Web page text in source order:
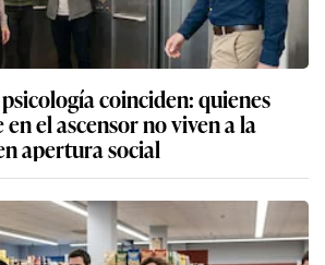
coinciden: quienes
el ascensor no viven a la
apertura social